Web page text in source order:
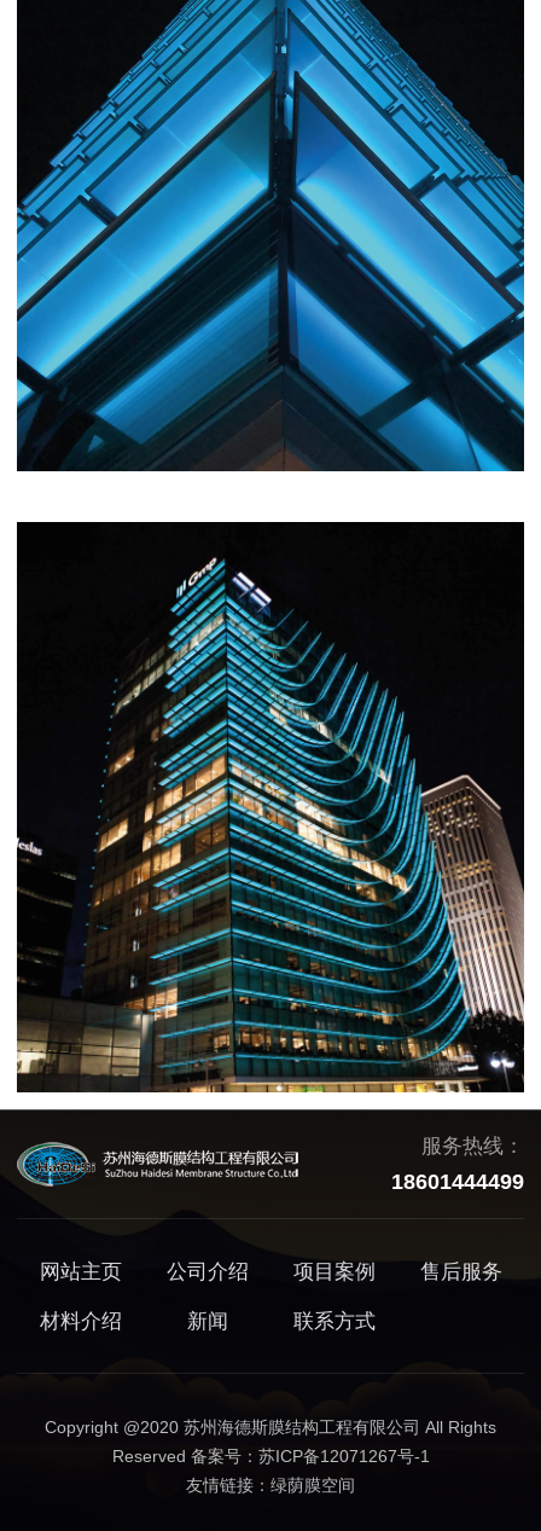
服务热线：
18601444499
网站主页 公司介绍 项目案例 售后服务
材料介绍 新闻 联系方式
Copyright @2020 苏州海德斯膜结构工程有限公司 All Rights
Reserved 备案号： 苏ICP备12071267号-1
友情链接： 绿荫膜空间